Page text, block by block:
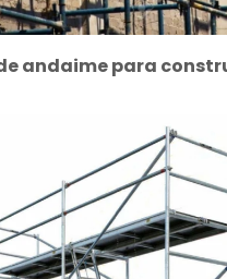
andaime para